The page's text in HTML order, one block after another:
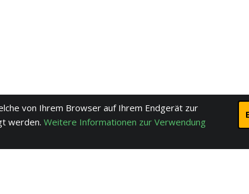
von Ihrem Browser auf Ihrem Endgerät zur
werden. Weitere Informationen zur Verwendung